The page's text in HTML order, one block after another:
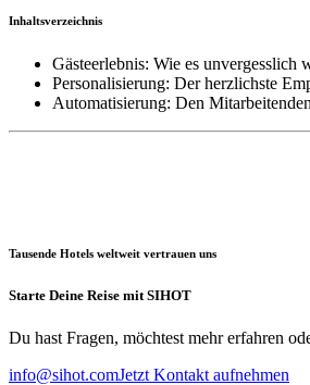
Inhaltsverzeichnis
Gästeerlebnis: Wie es unvergesslich
Personalisierung: Der herzlichste
Automatisierung: Den
Tausende Hotels weltweit vertrauen uns
Starte Deine Reise mit SIHOT
Du hast Fragen, möchtest mehr erfahren
info@sihot.comJetzt Kontakt aufnehmen